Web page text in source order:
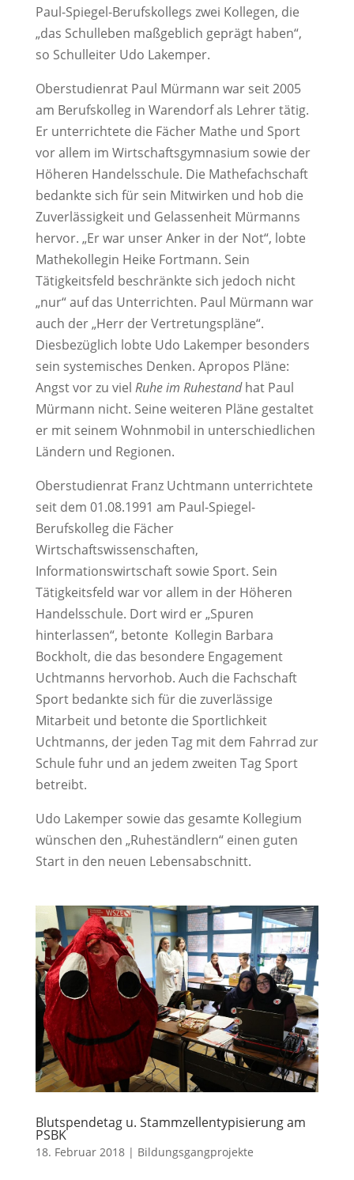
Paul-Spiegel-Berufskollegs zwei Kollegen, die
„das Schulleben maßgeblich geprägt haben“,
so Schulleiter Udo Lakemper.
Oberstudienrat Paul Mürmann war seit 2005
am Berufskolleg in Warendorf als Lehrer tätig.
Er unterrichtete die Fächer Mathe und Sport
vor allem im Wirtschaftsgymnasium sowie der
Höheren Handelsschule. Die Mathefachschaft
bedankte sich für sein Mitwirken und hob die
Zuverlässigkeit und Gelassenheit Mürmanns
hervor. „Er war unser Anker in der Not“, lobte
Mathekollegin Heike Fortmann. Sein
Tätigkeitsfeld beschränkte sich jedoch nicht
„nur“ auf das Unterrichten. Paul Mürmann war
auch der „Herr der Vertretungspläne“.
Diesbezüglich lobte Udo Lakemper besonders
sein systemisches Denken. Apropos Pläne:
Angst vor zu viel Ruhe im Ruhestandhat Paul
Mürmann nicht. Seine weiteren Pläne gestaltet
er mit seinem Wohnmobil in unterschiedlichen
Ländern und Regionen.
Oberstudienrat Franz Uchtmann unterrichtete
seit dem 01.08.1991 am Paul-Spiegel-
Berufskolleg die Fächer
Wirtschaftswissenschaften,
Informationswirtschaft sowie Sport. Sein
Tätigkeitsfeld war vor allem in der Höheren
Handelsschule. Dort wird er „Spuren
hinterlassen“, betonte Kollegin Barbara
Bockholt, die das besondere Engagement
Uchtmanns hervorhob. Auch die Fachschaft
Sport bedankte sich für die zuverlässige
Mitarbeit und betonte die Sportlichkeit
Uchtmanns, der jeden Tag mit dem Fahrrad zur
Schule fuhr und an jedem zweiten Tag Sport
betreibt.
Udo Lakemper sowie das gesamte Kollegium
wünschen den „Ruheständlern“ einen guten
Start in den neuen Lebensabschnitt.
Blutspendetag u. Stammzellentypisierung am
PSBK
18. Februar 2018| Bildungsgangprojekte